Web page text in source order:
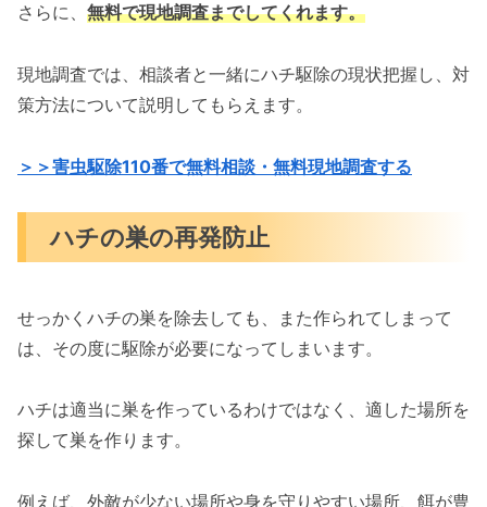
さらに、 無料で現地調査までしてくれます。
現地調査では、相談者と一緒にハチ駆除の現状把握し、対
策方法について説明してもらえます。
＞＞害虫駆除110番で無料相談・無料現地調査する
ハチの巣の再発防止
せっかくハチの巣を除去しても、また作られてしまって
は、その度に駆除が必要になってしまいます。
ハチは適当に巣を作っているわけではなく、適した場所を
探して巣を作ります。
例えば、外敵が少ない場所や身を守りやすい場所、餌が豊